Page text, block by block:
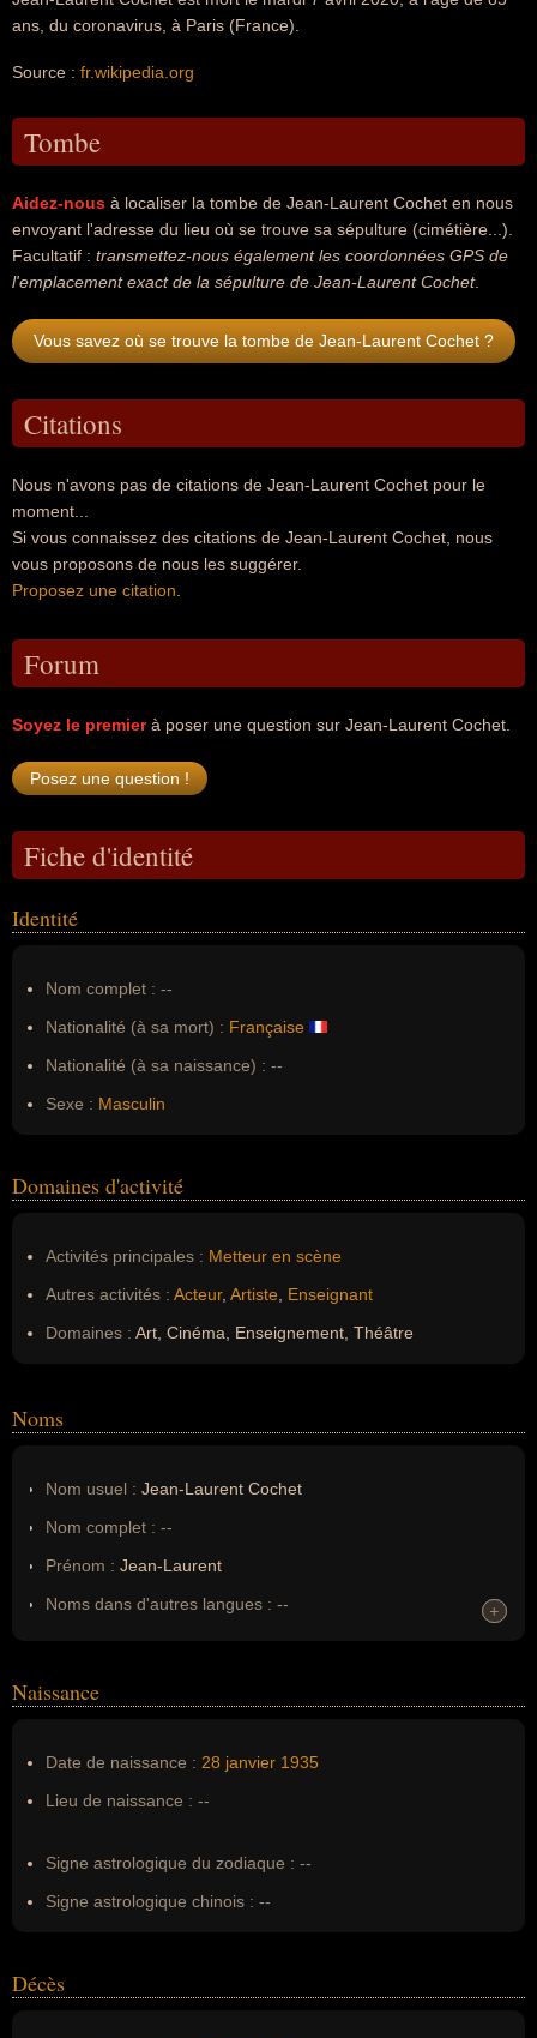
ans, du coronavirus, à Paris (France).
Source : fr.wikipedia.org
Tombe
Aidez-nous à localiser la tombe de Jean-Laurent Cochet en nous
envoyant l'adresse du lieu où se trouve sa sépulture (cimétière...).
Facultatif : transmettez-nous également les coordonnées GPS de
l'emplacement exact de la sépulture de Jean-Laurent Cochet.
Vous savez où se trouve la tombe de Jean-Laurent Cochet ?
Citations
Nous n'avons pas de citations de Jean-Laurent Cochet pour le
moment...
Si vous connaissez des citations de Jean-Laurent Cochet, nous
vous proposons de nous les suggérer.
Proposez une citation
Forum
Soyez le premierà poser une question sur Jean-Laurent Cochet.
Fiche d'identité
Identité
Nom complet : --
Nationalité (à sa mort) : Française
Nationalité (à sa naissance) : --
Sexe : Masculin
Domaines d'activité
Activités principales : Metteur en scène
Autres activités : Acteur, Artiste
Enseignant
Domaines : Art, Cinéma, Enseignement, Théâtre
Noms
Nom usuel : Jean-Laurent Cochet
Nom complet : --
Prénom : Jean-Laurent
Noms dans d'autres langues : --
Nom de famille :Cochet
+
+
Naissance
Date de naissance : 28 janvier 1935
Lieu de naissance : --
Signe astrologique du zodiaque : --
Signe astrologique chinois : --
Décès